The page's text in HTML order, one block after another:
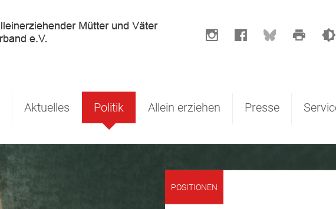
Aktuelles Politik Allein erziehen Presse
POSITIONEN